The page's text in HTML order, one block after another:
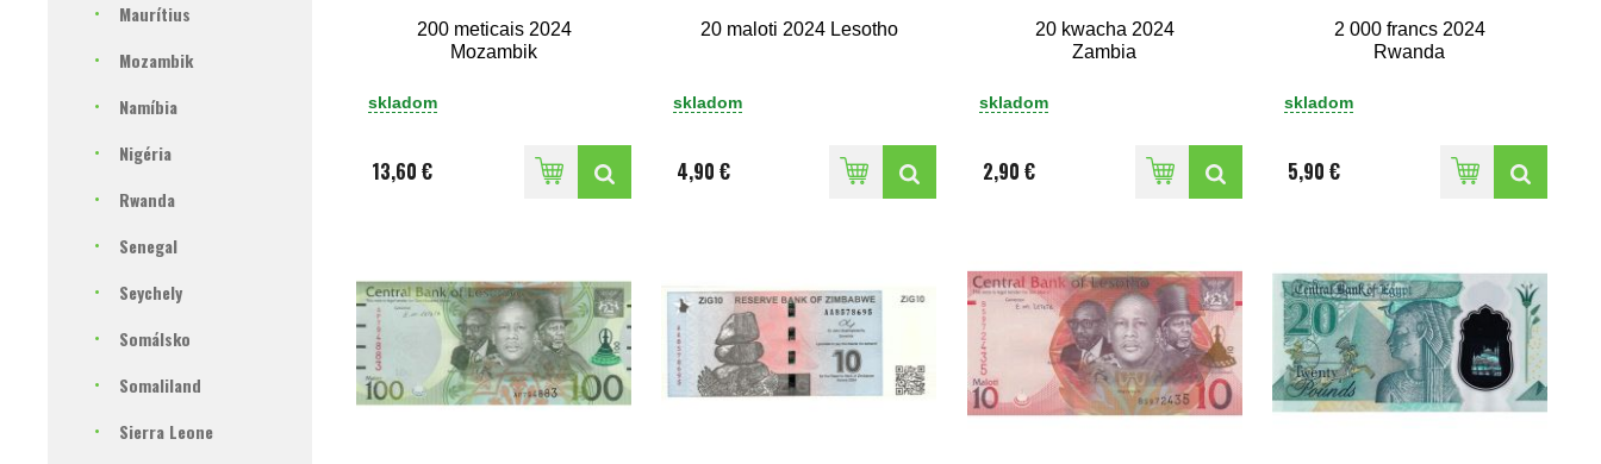
Maurítius
Mozambik
Namíbia
Nigéria
Rwanda
Senegal
Seychely
Somálsko
Somaliland
Sierra Leone
200 meticais 2024
Mozambik
skladom
13,60 €
20 maloti 2024 Lesotho
skladom
4,90 €
20 kwacha 2024
Zambia
skladom
2,90 €
2 000 francs 2024
Rwanda
skladom
5,90 €